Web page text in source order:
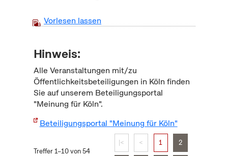
Vorlesen lassen
Hinweis:
Alle Veranstaltungen mit/zu
Öffentlichkeitsbeteiligungen in Köln finden
Sie auf unserem Beteiligungsportal
"Meinung für Köln".
Beteiligungsportal "Meinung für Köln"
Treffer 1–10 von 54
|< < 1 2